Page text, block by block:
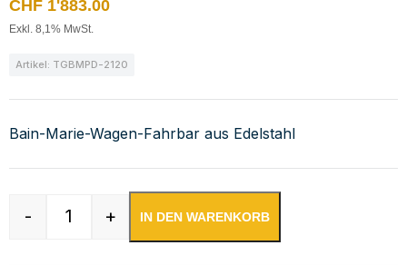
CHF 1'883.00
Exkl. 8,1% MwSt.
Artikel: TGBMPD-2120
Bain-Marie-Wagen-Fahrbar aus Edelstahl
Bain-Marie-Wagen-Fahrbar 2x GN 1/1 Menge
- + IN DEN WARENKORB